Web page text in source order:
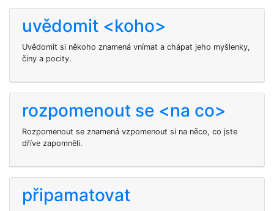
uvědomit <koho>
Uvědomit si někoho znamená vnímat a chápat jeho myšlenky,
činy a pocity.
rozpomenout se <na co>
Rozpomenout se znamená vzpomenout si na něco, co jste
dříve zapomněli.
připamatovat